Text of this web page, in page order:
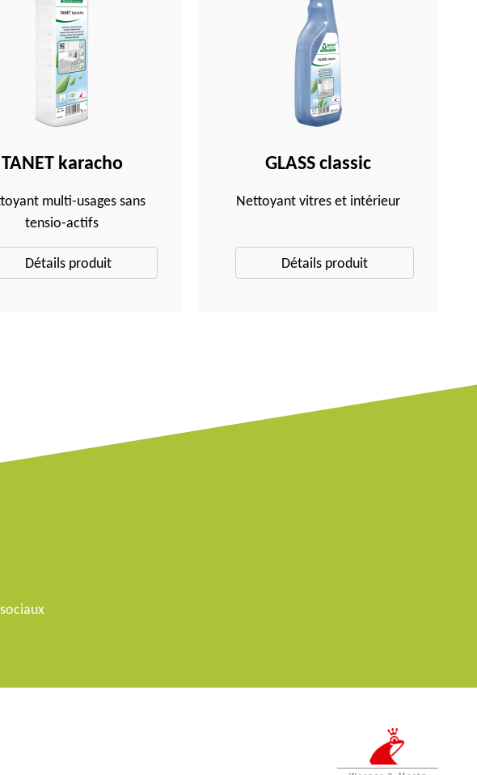
TANET karacho
multi-usages sans
tensio-actifs
Détails produit
GLASS classic
Nettoyant vitres et intérieur
Détails produit